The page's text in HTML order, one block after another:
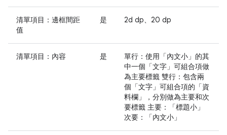
清單項目：邊框間距
值
是 2d dp、20 dp
清單項目：內容 是
單行：使用「內文小」的其
中一個「文字」可組合項做
為主要標籤 雙行：包含兩
個「文字」可組合項的「資
料欄」，分別做為主要和次
要標籤 主要：「標題小」
次要：「內文小」